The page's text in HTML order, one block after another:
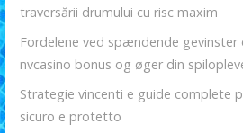
traversării drumului cu risc maxim
Fordelene ved spændende
nvcasino bonus og øger din
Strategie vincenti e guide complete
sicuro e protetto